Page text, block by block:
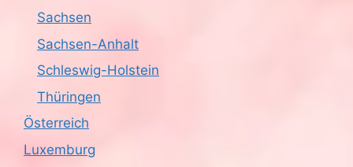
Sachsen
Sachsen-Anhalt
Schleswig-Holstein
Thüringen
Österreich
Luxemburg